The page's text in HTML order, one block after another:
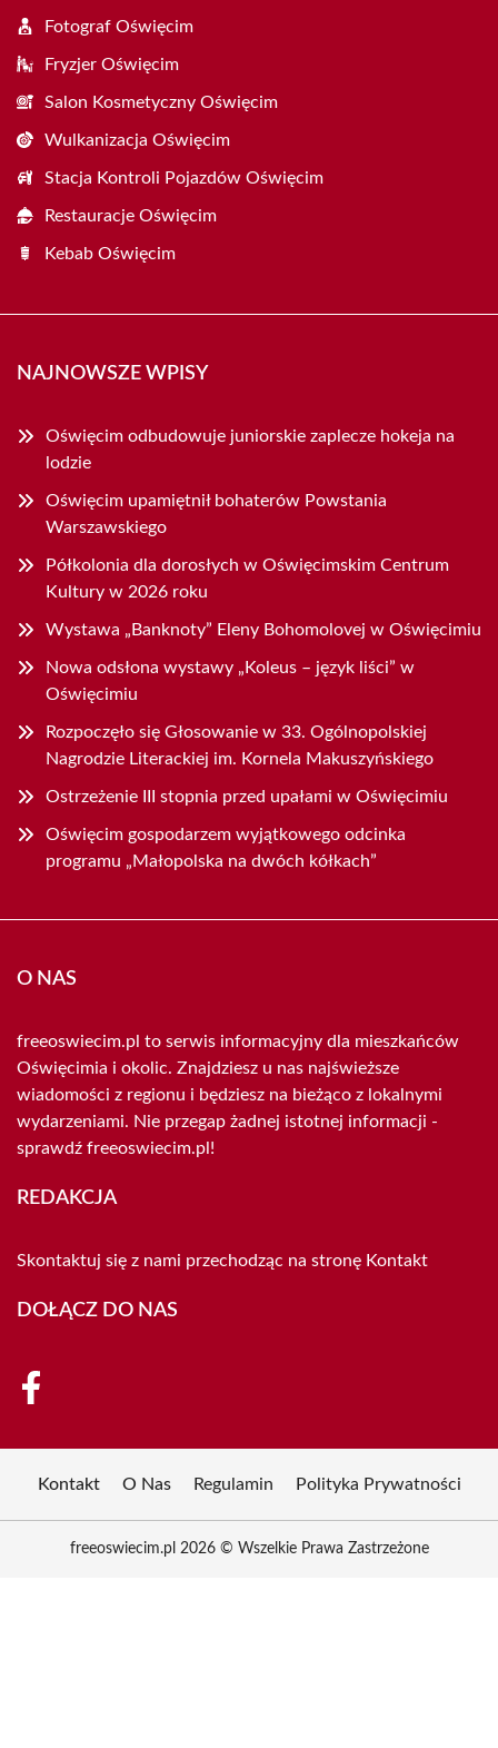
Fotograf Oświęcim
Fryzjer Oświęcim
Salon Kosmetyczny Oświęcim
Wulkanizacja Oświęcim
Stacja Kontroli Pojazdów Oświęcim
Restauracje Oświęcim
Kebab Oświęcim
NAJNOWSZE WPISY
Oświęcim odbudowuje juniorskie zaplecze hokeja na
lodzie
Oświęcim upamiętnił bohaterów Powstania
Warszawskiego
Półkolonia dla dorosłych w Oświęcimskim Centrum
Kultury w 2026 roku
Wystawa „Banknoty” Eleny Bohomolovej w Oświęcimiu
Nowa odsłona wystawy „Koleus – język liści” w
Oświęcimiu
Rozpoczęło się Głosowanie w 33. Ogólnopolskiej
Nagrodzie Literackiej im. Kornela Makuszyńskiego
Ostrzeżenie III stopnia przed upałami w Oświęcimiu
Oświęcim gospodarzem wyjątkowego odcinka
programu „Małopolska na dwóch kółkach”
O NAS
freeoswiecim.pl to serwis informacyjny dla mieszkańców
Oświęcimia i okolic. Znajdziesz u nas najświeższe
wiadomości z regionu i będziesz na bieżąco z lokalnymi
wydarzeniami. Nie przegap żadnej istotnej informacji -
sprawdź freeoswiecim.pl!
REDAKCJA
Skontaktuj się z nami przechodząc na stronę Kontakt
DOŁĄCZ DO NAS
Kontakt O Nas Regulamin Polityka Prywatności
freeoswiecim.pl 2026 © Wszelkie Prawa Zastrzeżone